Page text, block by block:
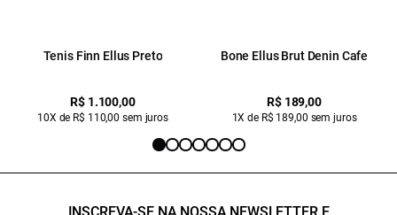
Tenis Finn Ellus Preto
R$ 1.100,00
10X de R$ 110,00 sem juros
Bone Ellus Brut Denin Cafe
R$ 189,00
1X de R$ 189,00 sem juros